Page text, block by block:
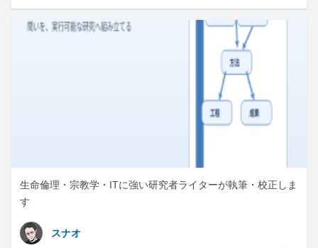
生命倫理・宗教学・ITに強い研究者ライターが執筆・校正しま
す
スナオ